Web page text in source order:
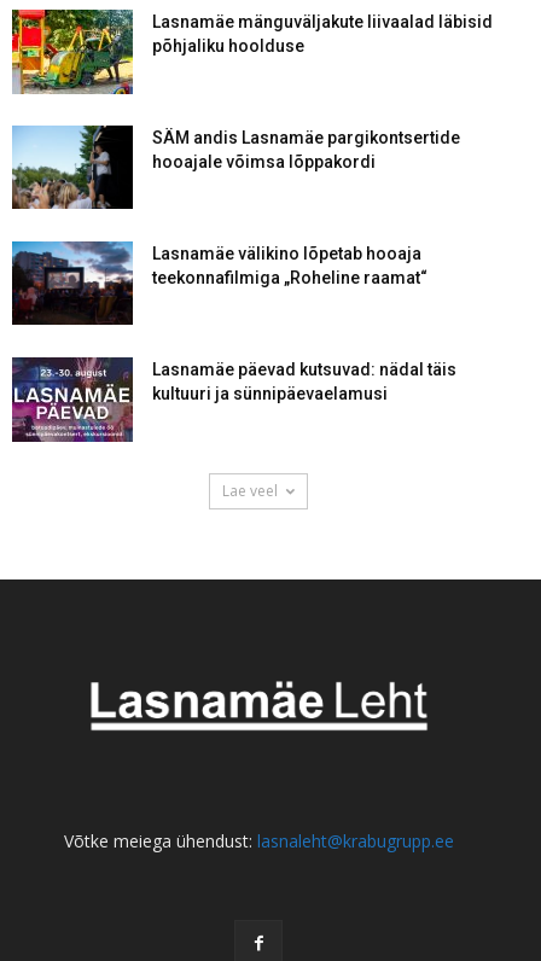
Lasnamäe mänguväljakute liivaalad läbisid
põhjaliku hoolduse
SÄM andis Lasnamäe pargikontsertide
hooajale võimsa lõppakordi
Lasnamäe välikino lõpetab hooaja
teekonnafilmiga „Roheline raamat“
Lasnamäe päevad kutsuvad: nädal täis
kultuuri ja sünnipäevaelamusi
Lae veel
Võtke meiega ühendust: lasnaleht@krabugrupp.ee